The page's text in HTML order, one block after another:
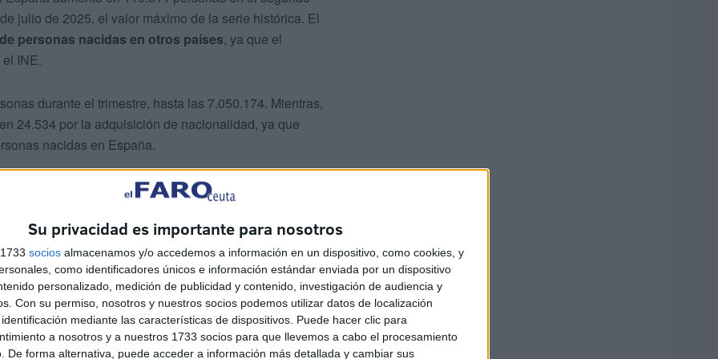
Su privacidad es importante para nosotros
socios almacenamos y/o accedemos a información en un dispositivo, como cookies, y
como identificadores únicos e información estándar enviada por un dispositivo
personalizado, medición de publicidad y contenido, investigación de audiencia y
Con su permiso, nosotros y nuestros socios podemos utilizar datos de localización
mediante las características de dispositivos. Puede hacer clic para
a nosotros y a nuestros 1733 socios para que llevemos a cabo el procesamiento
De forma alternativa, puede acceder a información más detallada y cambiar sus
julio de 2025, el valor máximo de la serie histórica. El
personas nacidas en otros países, ya que el
INE.
durante el trimestre, hasta las 7.050.174. Mientras,
24.534 por la adquisición de nacionalidad, ya que
nacidas en España.
creció en todas las comunidades autónomas y
de Melilla. Los mayores incrementos se dieron en
Balears (0,42%). En términos anuales, el
personas.